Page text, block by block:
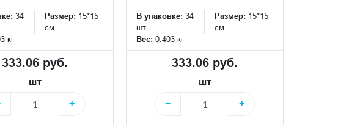
34
Размер: 15*15
см
кг
333.06 руб.
шт
+
В упаковке: 34
шт
Размер: 15*15
см
Вес: 0.403 кг
333.06 руб.
шт
−
+